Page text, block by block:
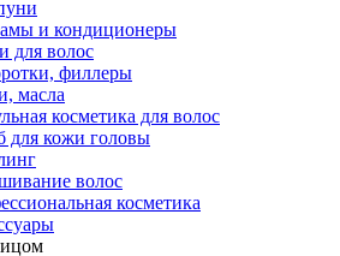
и кондиционеры
для волос
филлеры
масла
косметика для волос
для кожи головы
волос
косметика